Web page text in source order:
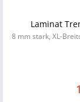
Laminat
8 mm stark, XL-